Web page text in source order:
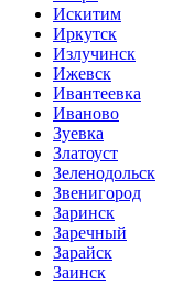
Искитим
Иркутск
Излучинск
Ижевск
Ивантеевка
Иваново
Зуевка
Златоуст
Зеленодольск
Звенигород
Заринск
Заречный
Зарайск
Заинск